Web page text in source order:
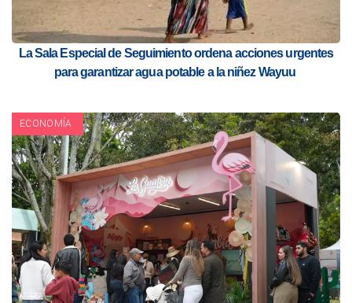
La Sala Especial de Seguimiento ordena acciones urgentes
para garantizar agua potable a la niñez Wayuu
ECONOMÍA